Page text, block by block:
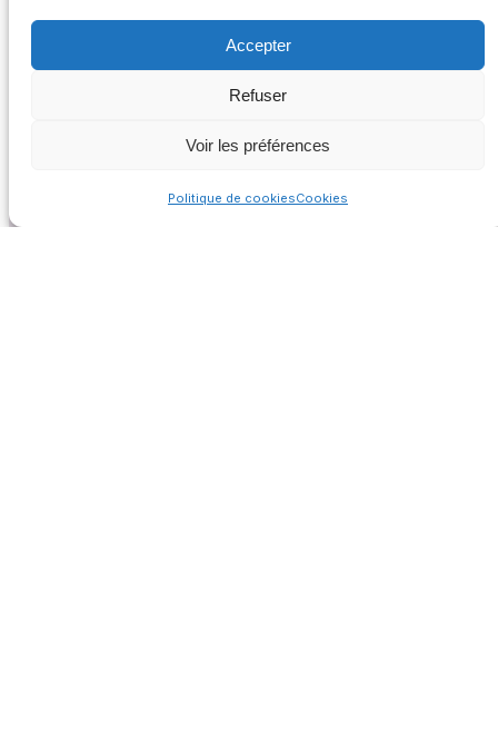
Accepter
Refuser
Voir les préférences
Politique de cookiesCookies